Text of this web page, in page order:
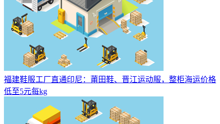
福建鞋服工厂直通印尼：莆田鞋、晋江运动服，整柜海运价格
低至5元每kg